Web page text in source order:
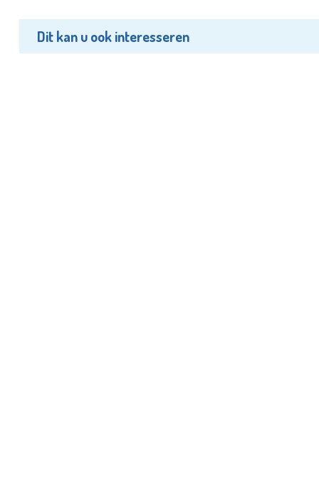
Dit kan u ook interesseren